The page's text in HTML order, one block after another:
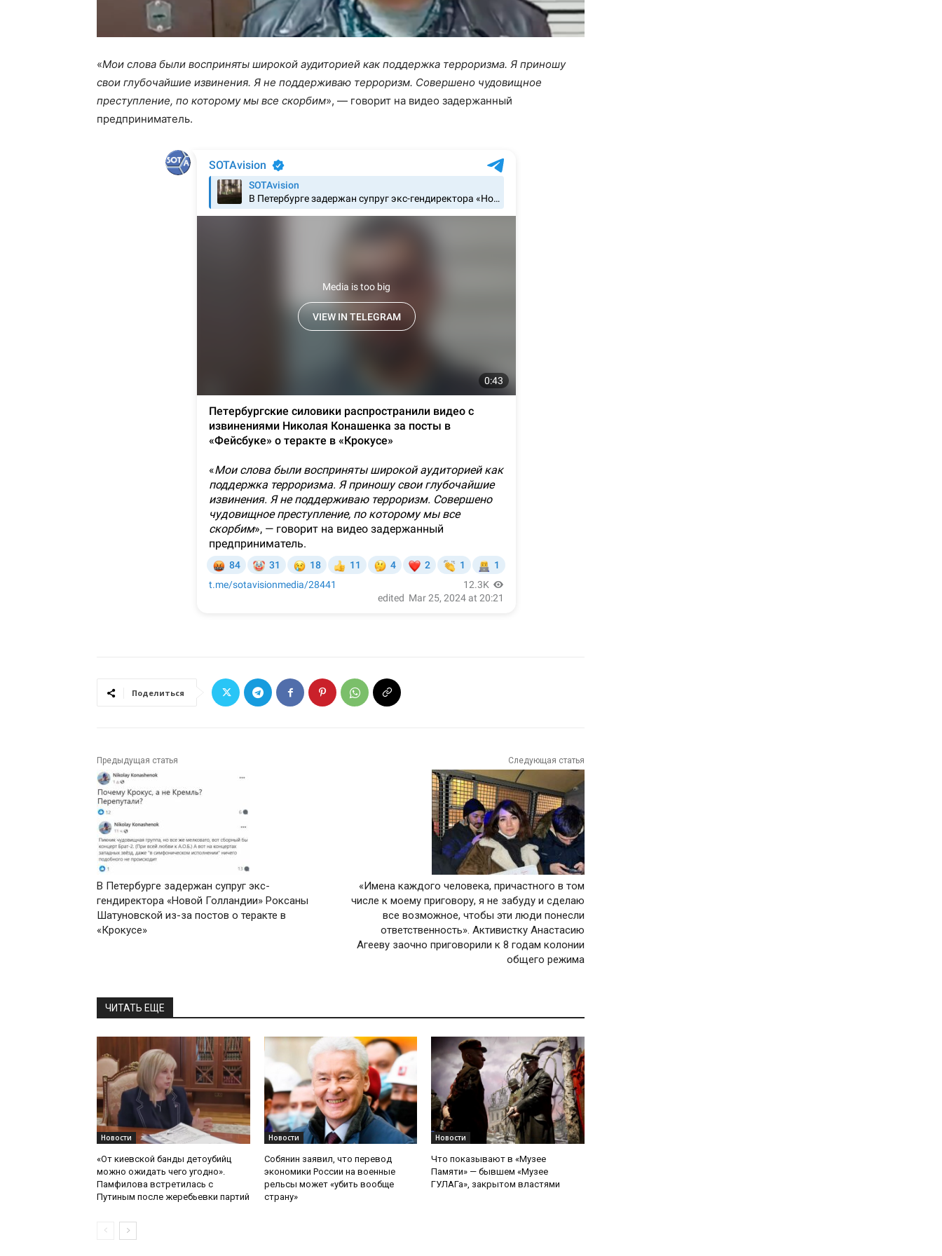
«Мои слова были восприняты широкой аудиторией как поддержка терроризма. Я приношу
свои глубочайшие извинения. Я не поддерживаю терроризм. Совершено чудовищное
преступление, по которому мы все скорбим», — говорит на видео задержанный
предприниматель.
Поделиться
Предыдущая статья
В Петербурге задержан супруг экс-
гендиректора «Новой Голландии» Роксаны
Шатуновской из-за постов о теракте в
«Крокусе»
Следующая статья
«Имена каждого человека, причастного в том
числе к моему приговору, я не забуду и сделаю
все возможное, чтобы эти люди понесли
ответственность». Активистку Анастасию
Агееву заочно приговорили к 8 годам колонии
общего режима
ЧИТАТЬ ЕЩЕ
Новости
«От киевской банды детоубийц
можно ожидать чего угодно».
Памфилова встретилась с
Путиным после жеребьевки партий
Новости
Собянин заявил, что перевод
экономики России на военные
рельсы может «убить вообще
страну»
Новости
Что показывают в «Музее
Памяти» — бывшем «Музее
ГУЛАГа», закрытом властями